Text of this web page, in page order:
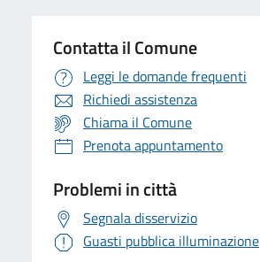
Contatta il Comune
Leggi le domande frequenti
Richiedi assistenza
Chiama il Comune
Prenota appuntamento
Problemi in città
Segnala disservizio
Guasti pubblica illuminazione